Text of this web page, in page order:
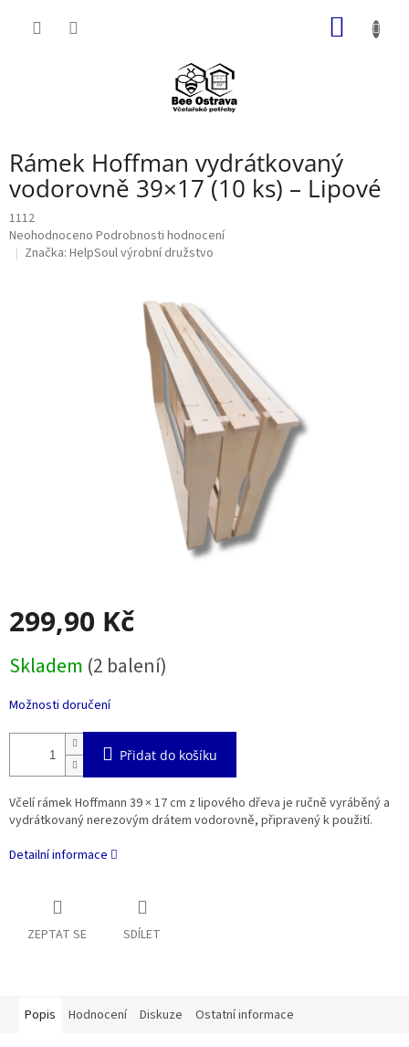
Rámek Hoffman vydrátkovaný
vodorovně 39×17 (10 ks) – Lipové
1112
Průměrné
hodnocení
Neohodnoceno Podrobnosti hodnocení
Značka: HelpSoul výrobní družstvo
299,90 Kč
cena:
Skladem (2 balení)
Možnosti doručení
Přidat do košíku
Včelí rámek Hoffmann 39 × 17 cm z lipového dřeva je ručně vyráběný a
vydrátkovaný nerezovým drátem vodorovně, připravený k použití.
Detailní informace
ZEPTAT SE SDÍLET
Popis Hodnocení Diskuze Ostatní informace